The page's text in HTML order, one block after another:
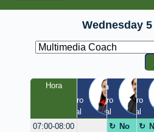
Wednesday
HoraLaura
Claustro
/ Virtual
Milton
Claustro
/ Virtual
Diego
Claustro
/ Virtual
/
07:00-08:00
No